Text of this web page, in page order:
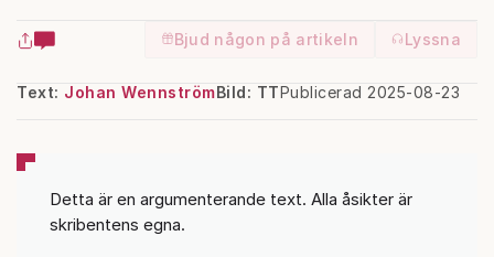
Bjud någon på artikeln Lyssna
Text: Johan Wennström Publicerad 2025-08-23
Bild: TT
Detta är en argumenterande text. Alla åsikter är
skribentens egna.